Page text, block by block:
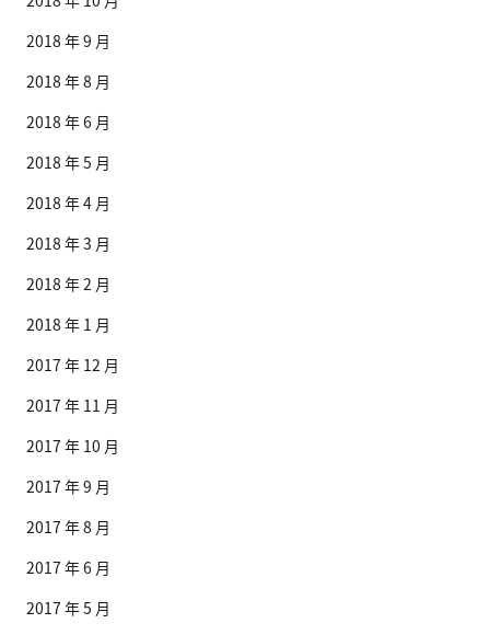
2018 年 9 月
2018 年 8 月
2018 年 6 月
2018 年 5 月
2018 年 4 月
2018 年 3 月
2018 年 2 月
2018 年 1 月
2017 年 12 月
2017 年 11 月
2017 年 10 月
2017 年 9 月
2017 年 8 月
2017 年 6 月
2017 年 5 月